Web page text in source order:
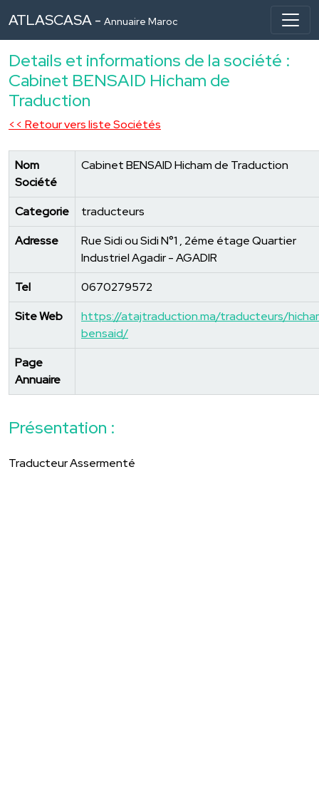
ATLASCASA - Annuaire Maroc
Details et informations de la société :
Cabinet BENSAID Hicham de
Traduction
<< Retour vers liste Sociétés
Nom
Société
Cabinet BENSAID Hicham de Traduction
Categorie
traducteurs
Adresse
Rue Sidi ou Sidi N°1 , 2éme étage Quartier
Industriel Agadir - AGADIR
Tel
0670279572
Site Web
https://atajtraduction.ma/traducteurs/
bensaid/
Page
Annuaire
Présentation :
Traducteur Assermenté